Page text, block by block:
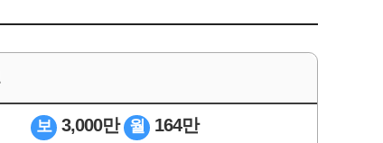
보 3,000만 월 164만